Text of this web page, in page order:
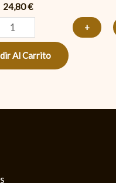
24,80€
+
Al Carrito